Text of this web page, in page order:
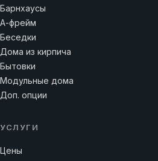
Барнхаусы
А-фрейм
Беседки
Дома из кирпича
Бытовки
Модульные дома
Доп. опции
УСЛУГИ
Цены